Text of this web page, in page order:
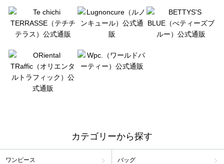
カテゴリーから探す
ワンピース バッグ